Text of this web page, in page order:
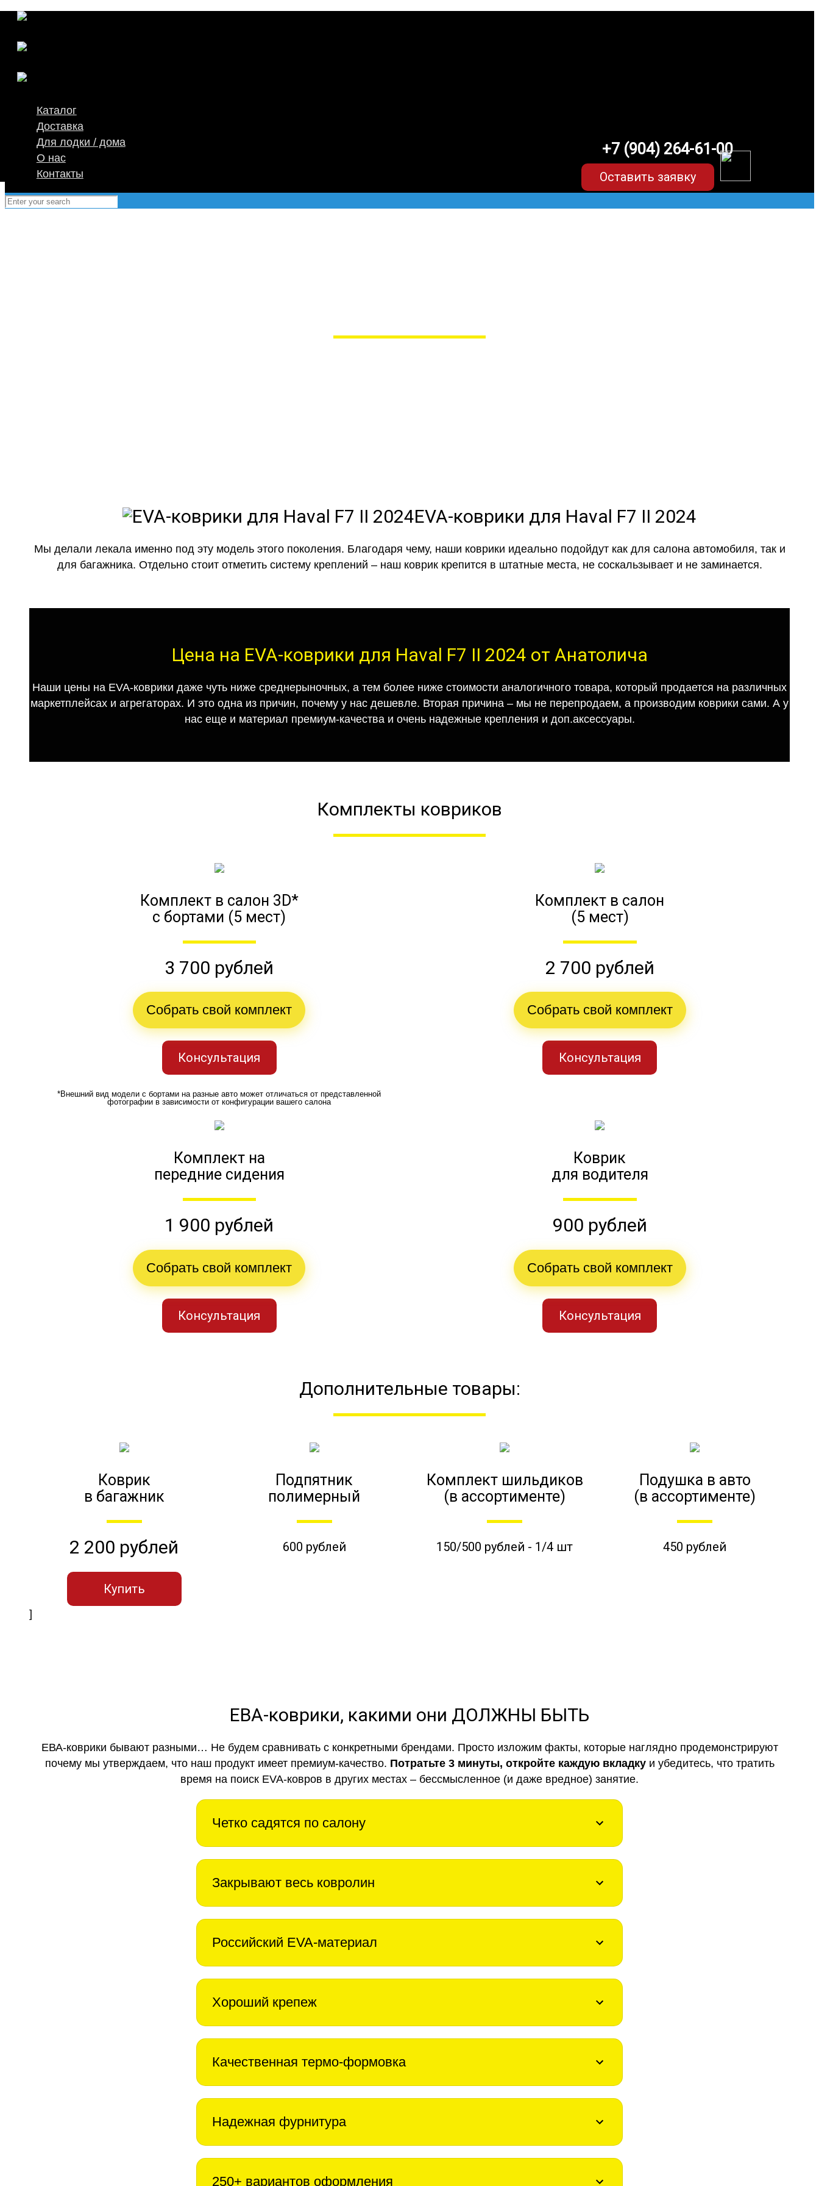
Каталог
Доставка
Для лодки / дома
О нас
Контакты
+7 (904) 264-61-00
Оставить заявку
EVA-коврики для Haval F7 II 2024
Мы делали лекала именно под эту модель этого поколения. Благодаря чему, наши коврики идеально подойдут как для салона автомобиля, так и
для багажника. Отдельно стоит отметить систему креплений – наш коврик крепится в штатные места, не соскальзывает и не заминается.
Цена на EVA-коврики для Haval F7 II 2024 от Анатолича
Наши цены на EVA-коврики даже чуть ниже среднерыночных, а тем более ниже стоимости аналогичного товара, который продается на различных
маркетплейсах и агрегаторах. И это одна из причин, почему у нас дешевле. Вторая причина – мы не перепродаем, а производим коврики сами. А у
нас еще и материал премиум-качества и очень надежные крепления и доп.аксессуары.
Комплекты ковриков
Комплект в салон 3D*
с бортами (5 мест)
3 700 рублей
Собрать свой комплект
Консультация
*Внешний вид модели с бортами на разные авто может отличаться от представленной
фотографии в зависимости от конфигурации вашего салона
Комплект в салон
(5 мест)
2 700 рублей
Собрать свой комплект
Консультация
Комплект на
передние сидения
1 900 рублей
Собрать свой комплект
Консультация
Коврик
для водителя
900 рублей
Собрать свой комплект
Консультация
Дополнительные товары:
Коврик
в багажник
2 200 рублей
Купить
Подпятник
полимерный
600 рублей
Комплект шильдиков
(в ассортименте)
150/500 рублей - 1/4 шт
Подушка в авто
(в ассортименте)
450 рублей
]
ЕВА-коврики, какими они ДОЛЖНЫ БЫТЬ
ЕВА-коврики бывают разными… Не будем сравнивать с конкретными брендами. Просто изложим факты, которые наглядно продемонстрируют
почему мы утверждаем, что наш продукт имеет премиум-качество. Потратьте 3 минуты, откройте каждую вкладкуи убедитесь, что тратить
время на поиск EVA-ковров в других местах – бессмысленное (и даже вредное) занятие.
Четко садятся по салону
Закрывают весь ковролин
Российский EVA-материал
Хороший крепеж
Качественная термо-формовка
Надежная фурнитура
250+ вариантов оформления